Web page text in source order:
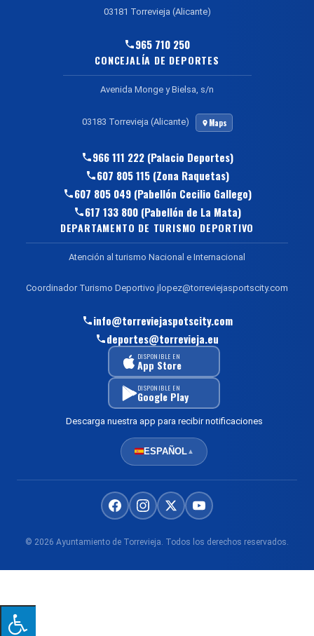
03181 Torrevieja (Alicante)
965 710 250
CONCEJALÍA DE DEPORTES
Avenida Monge y Bielsa, s/n
03183 Torrevieja (Alicante) Maps
966 111 222 (Palacio Deportes)
607 805 115 (Zona Raquetas)
607 805 049 (Pabellón Cecilio Gallego)
617 133 800 (Pabellón de La Mata)
DEPARTAMENTO DE TURISMO DEPORTIVO
Atención al turismo Nacional e Internacional
Coordinador Turismo Deportivo jlopez@torreviejasportscity.com
info@torreviejaspotscity.com
deportes@torrevieja.eu
DISPONIBLE EN
App Store
DISPONIBLE EN
Google Play
Descarga nuestra app para recibir notificaciones
ESPAÑOL▲
© 2026 Ayuntamiento de Torrevieja. Todos los derechos reservados.